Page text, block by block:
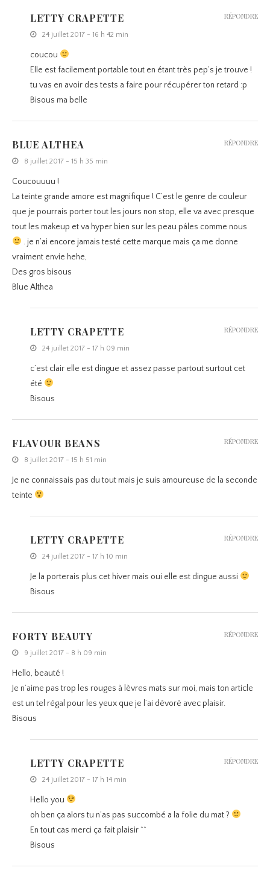
LETTY CRAPETTE
24 juillet 2017 - 16 h 42 min
coucou
Elle est facilement portable tout en étant très pep’s je trouve !
tu vas en avoir des tests a faire pour récupérer ton retard :p
Bisous ma belle
RÉPONDRE
BLUE ALTHEA
8 juillet 2017 - 15 h 35 min
Coucouuuu !
La teinte grande amore est magnifique ! C’est le genre de couleur
que je pourrais porter tout les jours non stop, elle va avec presque
tout les makeup et va hyper bien sur les peau pâles comme nous
. je n’ai encore jamais testé cette marque mais ça me donne
vraiment envie hehe,
Des gros bisous
Blue Althea
RÉPONDRE
LETTY CRAPETTE
24 juillet 2017 - 17 h 09 min
c’est clair elle est dingue et assez passe partout surtout cet
été
Bisous
RÉPONDRE
FLAVOUR BEANS
8 juillet 2017 - 15 h 51 min
Je ne connaissais pas du tout mais je suis amoureuse de la seconde
teinte
RÉPONDRE
LETTY CRAPETTE
24 juillet 2017 - 17 h 10 min
Je la porterais plus cet hiver mais oui elle est dingue aussi
Bisous
RÉPONDRE
FORTY BEAUTY
9 juillet 2017 - 8 h 09 min
Hello, beauté !
Je n’aime pas trop les rouges à lèvres mats sur moi, mais ton article
est un tel régal pour les yeux que je l’ai dévoré avec plaisir.
Bisous
RÉPONDRE
LETTY CRAPETTE
24 juillet 2017 - 17 h 14 min
Hello you
oh ben ça alors tu n’as pas succombé a la folie du mat ?
En tout cas merci ça fait plaisir ^^
Bisous
RÉPONDRE